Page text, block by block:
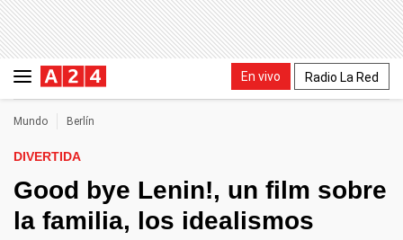
En vivo Radio La Red
Mundo Berlín
DIVERTIDA
Good bye Lenin!, un film sobre
la familia, los idealismos